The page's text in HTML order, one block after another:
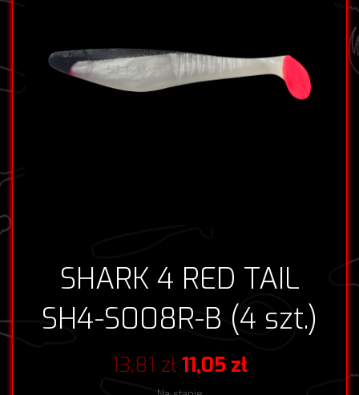
SHARK 4 RED TAIL
SH4-S008R-B (4 szt.)
13,81 zł Pierwotna
11,05 złAktualna